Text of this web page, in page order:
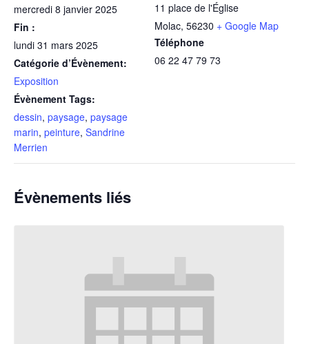
mercredi 8 janvier 2025
Fin :
lundi 31 mars 2025
Catégorie d’Évènement:
Exposition
Évènement Tags:
dessin, paysage, paysage
marin, peinture, Sandrine
Merrien
11 place de l'Église
Molac, 56230 + Google Map
Téléphone
06 22 47 79 73
Évènements liés